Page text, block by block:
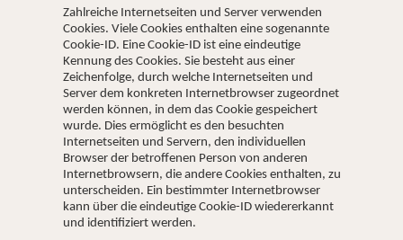
Zahlreiche Internetseiten und Server verwenden
Cookies. Viele Cookies enthalten eine sogenannte
Cookie-ID. Eine Cookie-ID ist eine eindeutige
Kennung des Cookies. Sie besteht aus einer
Zeichenfolge, durch welche Internetseiten und
Server dem konkreten Internetbrowser zugeordnet
werden können, in dem das Cookie gespeichert
wurde. Dies ermöglicht es den besuchten
Internetseiten und Servern, den individuellen
Browser der betroffenen Person von anderen
Internetbrowsern, die andere Cookies enthalten, zu
unterscheiden. Ein bestimmter Internetbrowser
kann über die eindeutige Cookie-ID wiedererkannt
und identifiziert werden.